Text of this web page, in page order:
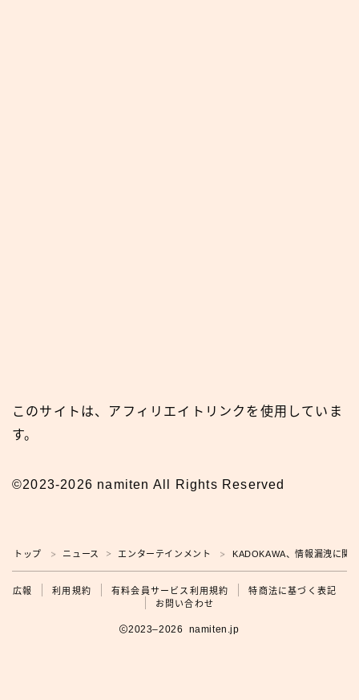
広報
このサイトは、アフィリエイトリンクを使用していま
す。
©2023-2026 namiten All Rights Reserved
トップ ＞ ニュース ＞ エンターテインメント ＞ KADOKAWA、情報漏洩に関
広報 利用規約 有料会員サービス利用規約
特商法に基づく表記
お問い合わせ
2023–2026 namiten.jp